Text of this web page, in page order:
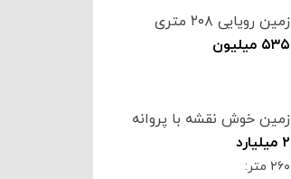
زمین رویایی ۲۰۸ متری
چالکش تنکابن کد۱۴۰۵
۵۳۵ میلیون
زمین خوش نقشه با پروانه
ساخت ۲۶۰ متری کد۶۳۱۴
۲ میلیارد
۲۶۰ متر: